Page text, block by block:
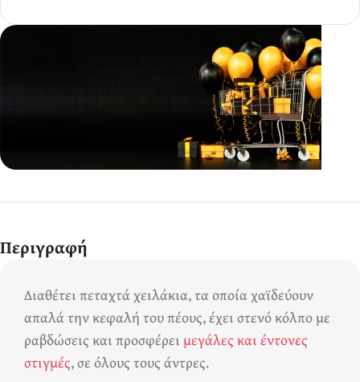
Ερωτικά Παιχνίδια
Friday!
Περιγραφή
Διαθέτει πεταχτά χειλάκια, τα οποία χαϊδεύουν
απαλά την κεφαλή του πέους, έχει στενό κόλπο με
ραβδώσεις και προσφέρειμεγάλες και έντονες
στιγμές, σε όλους τους άντρες.